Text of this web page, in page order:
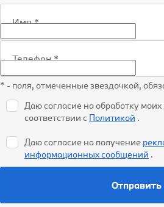
Имя*
Телефон*
* - поля, отмеченные звездочкой,
Даю согласие на обработку
соответствии с Политикой .
Даю согласие на получение
информационных сообщений .
Отправить